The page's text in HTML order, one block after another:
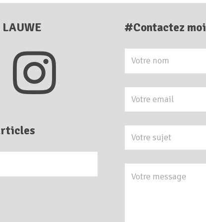
#Contactez moi